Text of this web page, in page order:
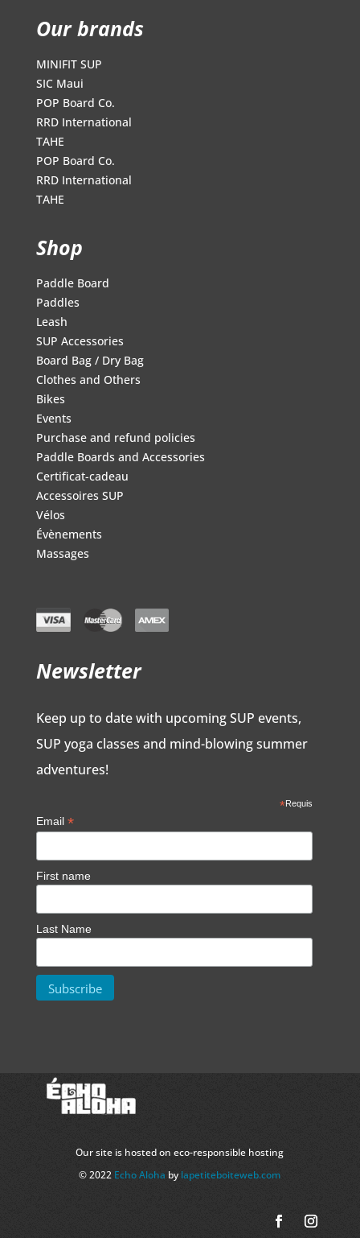
Our brands
MINIFIT SUP
SIC Maui
POP Board Co.
RRD International
TAHE
POP Board Co.
RRD International
TAHE
Shop
Paddle Board
Paddles
Leash
SUP Accessories
Board Bag / Dry Bag
Clothes and Others
Bikes
Events
Purchase and refund policies
Paddle Boards and Accessories
Certificat-cadeau
Accessoires SUP
Vélos
Évènements
Massages
Newsletter
Keep up to date with upcoming SUP events,
SUP yoga classes and mind-blowing summer
adventures!
*Requis
Email *
First name
Last Name
Our site is hosted on eco-responsible hosting
© 2022 Echo Aloha by lapetiteboiteweb.com